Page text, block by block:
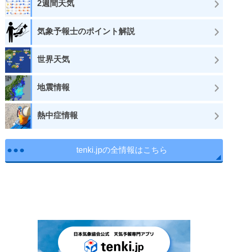
2週間天気
気象予報士のポイント解説
世界天気
地震情報
熱中症情報
tenki.jpの全情報はこちら